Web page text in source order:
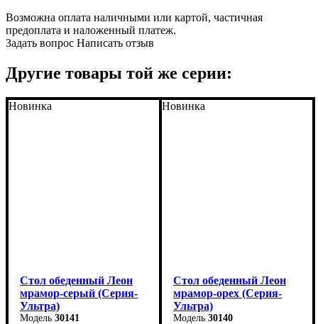
Возможна оплата наличными или картой, частичная
предоплата и наложенный платеж.
Задать вопрос Написать отзыв
Другие товары той же серии:
Новинка
Стол обеденный Леон
мрамор-серый (Серия-
Ультра)
30141
Новинка
Стол обеденный Леон
мрамор-орех (Серия-
Ультра)
30140